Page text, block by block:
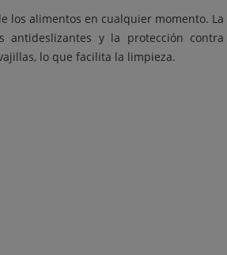
los alimentos en cualquier momento. La
y la protección contra
lo que facilita la limpieza.